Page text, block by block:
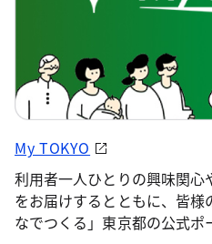
My TOKYO
利用者一人ひとりの興味関
をお届けするとともに、皆
なでつくる」東京都の公式ポ